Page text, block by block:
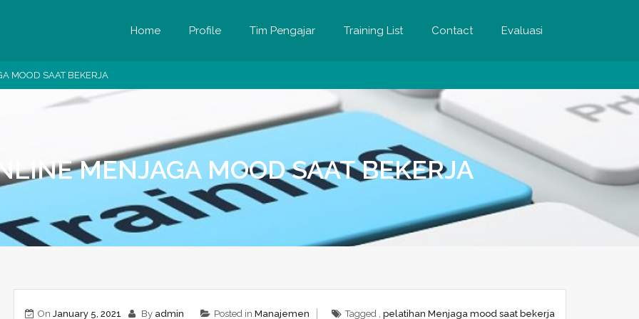
Home Profile Tim Pengajar Training List Contact Evaluasi
MOOD SAAT BEKERJA
MENJAGA MOOD SAAT BEKERJA
On January 5, 2021 By admin Posted in Manajemen Tagged , pelatihan Menjaga mood saat bekerja